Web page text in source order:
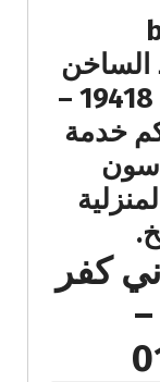
الساخن
المختصر بصيانة بومباني 19418 –
لكم خدمة
كفر
الشيخ 19418 –